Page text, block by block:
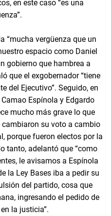
en este caso “es una
“mucha vergüenza que un
espacio como Daniel
gobierno que hambrea a
que el exgobernador “tiene
del Ejecutivo”. Seguido, en
Espínola y Edgardo
mucho más grave lo que
su voto a cambio
porque fueron electos por la
tanto, adelantó que “como
le avisamos a Espínola
la Ley Bases iba a pedir su
del partido, cosa que
ingresando el pedido de
la justicia”.